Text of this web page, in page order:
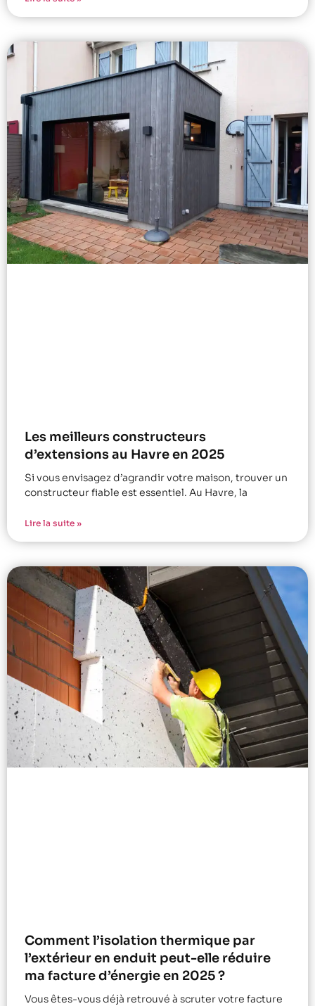
Les meilleurs constructeurs
d’extensions au Havre en 2025
Si vous envisagez d’agrandir votre maison, trouver un
constructeur fiable est essentiel. Au Havre, la
Lire la suite »
Comment l’isolation thermique par
l’extérieur en enduit peut-elle réduire
ma facture d’énergie en 2025 ?
Vous êtes-vous déjà retrouvé à scruter votre facture